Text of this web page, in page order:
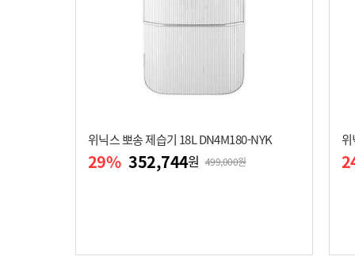
위닉스 뽀송 제습기 18L DN4M180-NYK
499,000원
352,744원
29%
위